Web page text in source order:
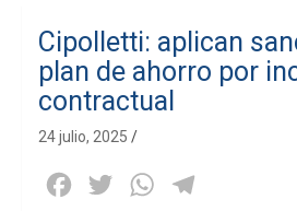
Cipolletti: aplican
plan de ahorro por
contractual
24 julio, 2025
Facebook
Twitter WhatsApp